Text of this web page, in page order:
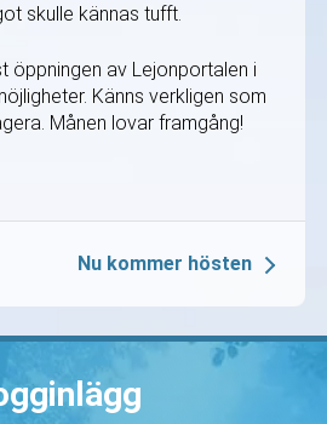
skulle kännas tufft.
öppningen av Lejonportalen i
Känns verkligen som
Månen lovar framgång!
Nu kommer hösten